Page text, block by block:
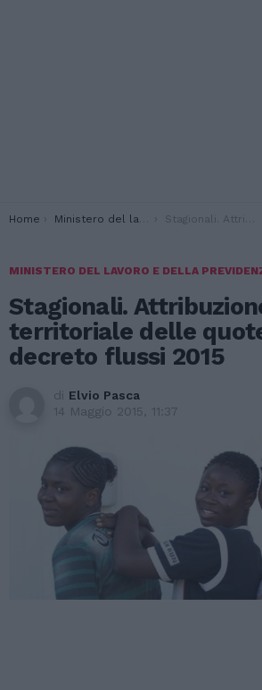
You are here:
Home Ministero del lavoro e della previdenza sociale Stagionali. Attribuzione territoriale delle quote del decreto flussi 2015
MINISTERO DEL LAVORO E DELLA
Stagionali.
territoriale delle
decreto flussi 2015
di Elvio Pasca
14 Maggio 2015, 11:37